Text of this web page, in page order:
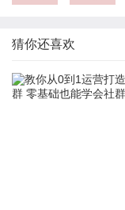
猜你还喜欢